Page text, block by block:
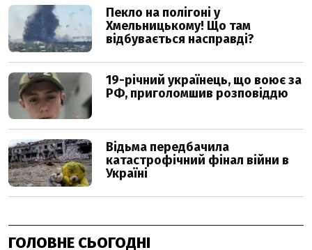
ГОЛОВНЕ СЬОГОДНІ